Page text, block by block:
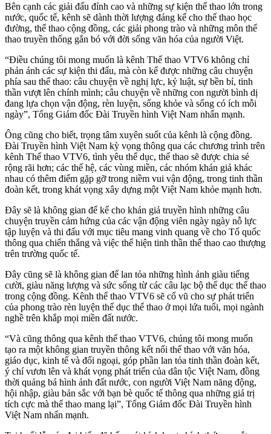
Bên cạnh các giải đấu đỉnh cao và những sự kiện thể thao lớn trong
nước, quốc tế, kênh sẽ dành thời lượng đáng kể cho thể thao học
đường, thể thao cộng đồng, các giải phong trào và những môn thể
thao truyền thống gắn bó với đời sống văn hóa của người Việt.
“Điều chúng tôi mong muốn là kênh Thể thao VTV6 không chỉ
phản ánh các sự kiện thi đấu, mà còn kể được những câu chuyện
phía sau thể thao: câu chuyện về nghị lực, kỷ luật, sự bền bỉ, tinh
thần vượt lên chính mình; câu chuyện về những con người bình dị
đang lựa chọn vận động, rèn luyện, sống khỏe và sống có ích mỗi
ngày”, Tổng Giám đốc Đài Truyền hình Việt Nam nhấn mạnh.
Ông cũng cho biết, trọng tâm xuyên suốt của kênh là cộng đồng.
Đài Truyền hình Việt Nam kỳ vọng thông qua các chương trình trên
kênh Thể thao VTV6, tình yêu thể dục, thể thao sẽ được chia sẻ
rộng rãi hơn; các thế hệ, các vùng miền, các nhóm khán giả khác
nhau có thêm điểm gặp gỡ trong niềm vui vận động, trong tinh thần
đoàn kết, trong khát vọng xây dựng một Việt Nam khỏe mạnh hơn.
Đây sẽ là không gian để kể cho khán giả truyền hình những câu
chuyện truyền cảm hứng của các vận động viên ngày ngày nỗ lực
tập luyện và thi đấu với mục tiêu mang vinh quang về cho Tổ quốc
thông qua chiến thắng và việc thể hiện tinh thần thể thao cao thượng
trên trường quốc tế.
Đây cũng sẽ là không gian để lan tỏa những hình ảnh giàu tiếng
cười, giàu năng lượng và sức sống từ các câu lạc bộ thể dục thể thao
trong cộng đồng. Kênh thể thao VTV6 sẽ cổ vũ cho sự phát triển
của phong trào rèn luyện thể dục thể thao ở mọi lứa tuổi, mọi ngành
nghề trên khắp mọi miền đất nước.
“Và cũng thông qua kênh thể thao VTV6, chúng tôi mong muốn
tạo ra một không gian truyền thông kết nối thể thao với văn hóa,
giáo dục, kinh tế và đối ngoại, góp phần lan tỏa tinh thần đoàn kết,
ý chí vươn lên và khát vọng phát triển của dân tộc Việt Nam, đồng
thời quảng bá hình ảnh đất nước, con người Việt Nam năng động,
hội nhập, giàu bản sắc với bạn bè quốc tế thông qua những giá trị
tích cực mà thể thao mang lại”, Tổng Giám đốc Đài Truyền hình
Việt Nam nhấn mạnh.